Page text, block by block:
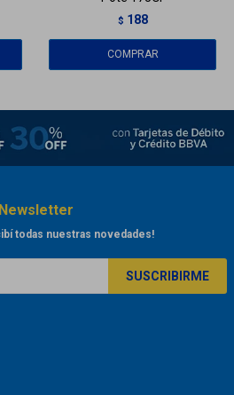
$ 188
Newsletter
todas nuestras novedades!
SUSCRIBIRME